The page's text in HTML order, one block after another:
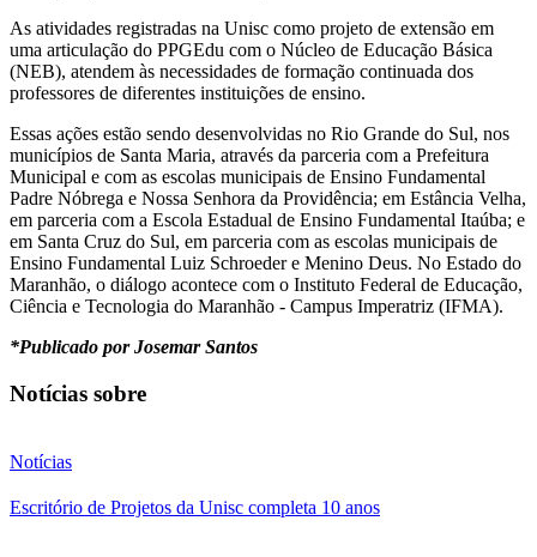
As atividades registradas na Unisc como projeto de extensão em
uma articulação do PPGEdu com o Núcleo de Educação Básica
(NEB), atendem às necessidades de formação continuada dos
professores de diferentes instituições de ensino.
Essas ações estão sendo desenvolvidas no Rio Grande do Sul, nos
municípios de Santa Maria, através da parceria com a Prefeitura
Municipal e com as escolas municipais de Ensino Fundamental
Padre Nóbrega e Nossa Senhora da Providência; em Estância Velha,
em parceria com a Escola Estadual de Ensino Fundamental Itaúba; e
em Santa Cruz do Sul, em parceria com as escolas municipais de
Ensino Fundamental Luiz Schroeder e Menino Deus. No Estado do
Maranhão, o diálogo acontece com o Instituto Federal de Educação,
Ciência e Tecnologia do Maranhão - Campus Imperatriz (IFMA).
*Publicado por Josemar Santos
Notícias sobre
Notícias
Escritório de Projetos da Unisc completa 10 anos